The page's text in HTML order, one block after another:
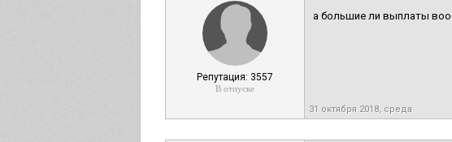
Репутация: 3557
В отпуске
а большие ли выплаты
31 октября 2018, среда